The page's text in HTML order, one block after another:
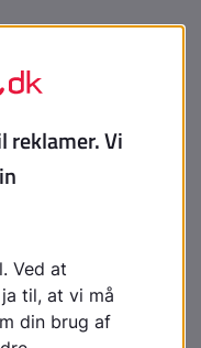
det sociale område
VISO kan for
kan
hvad et tilbud kan
tilbud
på
institution under